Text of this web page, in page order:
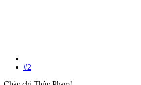
#2